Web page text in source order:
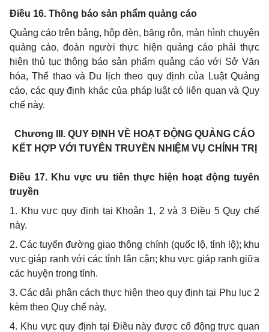
Điều 16. Thông báo sản phẩm quảng cáo
Quảng cáo trên bảng, hộp đèn, băng rôn, màn hình chuyên
quảng cáo, đoàn người thực hiện quảng cáo phải thực
hiện thủ tục thông báo sản phẩm quảng cáo với Sở Văn
hóa, Thể thao và Du lịch theo quy định của Luật Quảng
cáo, các quy định khác của pháp luật có liên quan và Quy
chế này.
Chương III. QUY ĐỊNH VỀ HOẠT ĐỘNG QUẢNG CÁO
KẾT HỢP VỚI TUYÊN TRUYỀN NHIỆM VỤ CHÍNH TRỊ
Điều 17. Khu vực ưu tiên thực hiện hoạt động tuyên
truyền
1. Khu vực quy định tại Khoản 1, 2 và 3 Điều 5 Quy chế
này.
2. Các tuyến đường giao thông chính (quốc lộ, tỉnh lộ); khu
vực giáp ranh với các tỉnh lân cận; khu vực giáp ranh giữa
các huyện trong tỉnh.
3. Các dải phân cách thực hiện theo quy định tại Phụ lục 2
kèm theo Quy chế này.
4. Khu vực quy định tại Điều này được cổ động trực quan